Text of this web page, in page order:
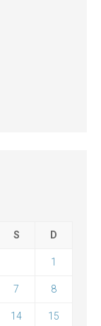
S D
1
7 8
14 15